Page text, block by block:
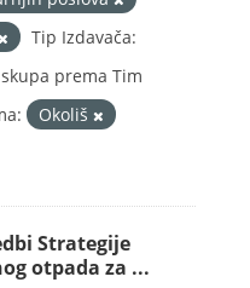
Tip Izdavača:
prema Tim
Okoliš
Strategije
otpada za ...